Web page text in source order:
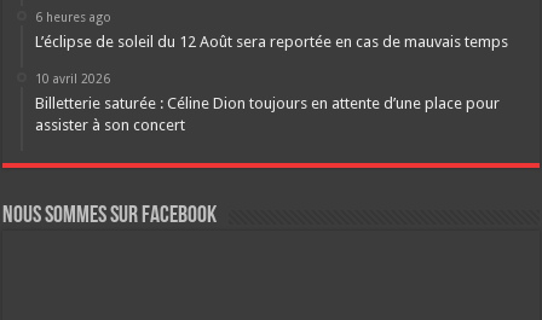
6 heures ago
L’éclipse de soleil du 12 Août sera reportée en cas de mauvais temps
10 avril 2026
Billetterie saturée : Céline Dion toujours en attente d’une place pour
assister à son concert
Nous sommes sur FaceBook